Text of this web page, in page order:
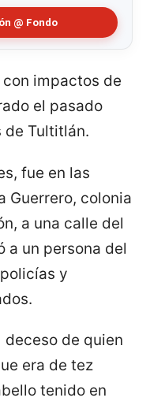
@ Fondo
impactos de
el pasado
de Tultitlán.
fue en las
Guerrero, colonia
a una calle del
a un persona del
y
de quien
era de tez
tenido en